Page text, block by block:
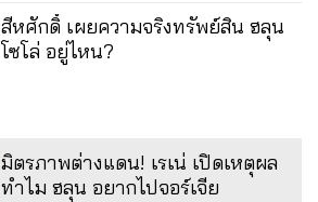
สีหศักดิ์ เผยความจริงทรัพย์สิน ฮลุน
โซโล่ อยู่ไหน?
มิตรภาพต่างแดน! เรเน่ เปิดเหตุผล
ทำไม ฮลุน อยากไปจอร์เจีย